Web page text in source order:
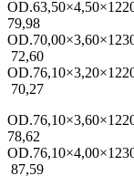
79,98
72,60
70,27
78,62
87,59